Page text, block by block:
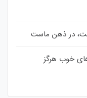
در ذهن ماست
خوب هرگز